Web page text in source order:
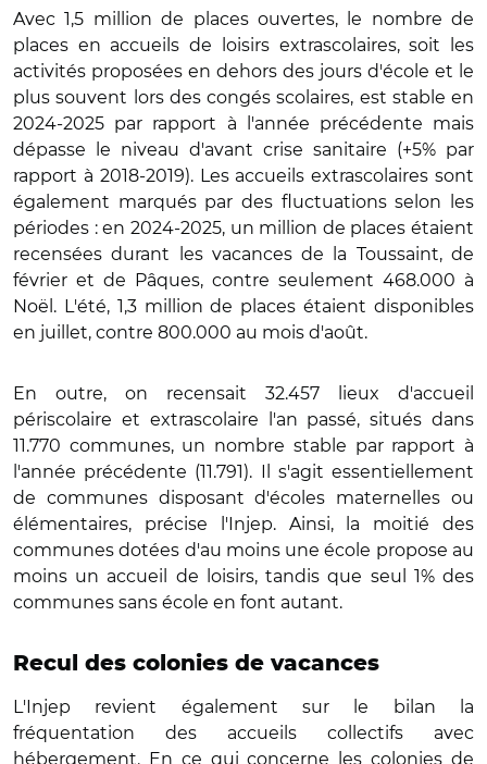
Avec 1,5 million de places ouvertes, le nombre de
places en accueils de loisirs extrascolaires, soit les
activités proposées en dehors des jours d'école et le
plus souvent lors des congés scolaires, est stable en
2024-2025 par rapport à l'année précédente mais
dépasse le niveau d'avant crise sanitaire (+5% par
rapport à 2018-2019). Les accueils extrascolaires sont
également marqués par des fluctuations selon les
périodes : en 2024-2025, un million de places étaient
recensées durant les vacances de la Toussaint, de
février et de Pâques, contre seulement 468.000 à
Noël. L'été, 1,3 million de places étaient disponibles
en juillet, contre 800.000 au mois d'août.
En outre, on recensait 32.457 lieux d'accueil
périscolaire et extrascolaire l'an passé, situés dans
11.770 communes, un nombre stable par rapport à
l'année précédente (11.791). Il s'agit essentiellement
de communes disposant d'écoles maternelles ou
élémentaires, précise l'Injep. Ainsi, la moitié des
communes dotées d'au moins une école propose au
moins un accueil de loisirs, tandis que seul 1% des
communes sans école en font autant.
Recul des colonies de vacances
L'Injep revient également sur le bilan la
fréquentation des accueils collectifs avec
hébergement. En ce qui concerne les colonies de